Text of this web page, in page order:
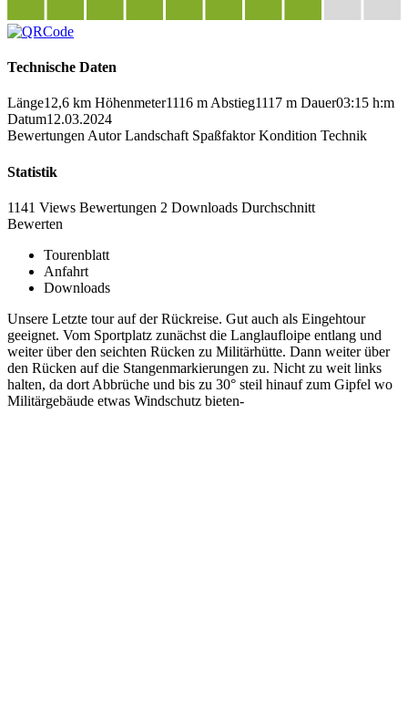
Technische Daten
Länge12,6 km Höhenmeter1116 m Abstieg1117 m Dauer03:15 h:m
Datum12.03.2024
Bewertungen Autor Landschaft Spaßfaktor Kondition Technik
Statistik
1141 Views Bewertungen 2 Downloads Durchschnitt
Bewerten
Tourenblatt
Anfahrt
Downloads
Unsere Letzte tour auf der Rückreise. Gut auch als Eingehtour
geeignet. Vom Sportplatz zunächst die Langlaufloipe entlang und
weiter über den seichten Rücken zu Militärhütte. Dann weiter über
den Rücken auf die Stangenmarkierungen zu. Nicht zu weit links
halten, da dort Abbrüche und bis zu 30° steil hinauf zum Gipfel wo
Militärgebäude etwas Windschutz bieten-